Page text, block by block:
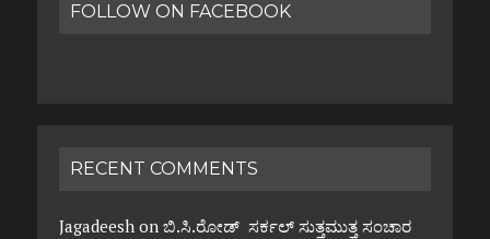
FOLLOW ON FACEBOOK
RECENT COMMENTS
Jagadeeshon ಬಿ.ಸಿ.ರೋಡ್ ಸರ್ಕಲ್ ಸುತ್ತಮುತ್ತ ಸಂಚಾರ